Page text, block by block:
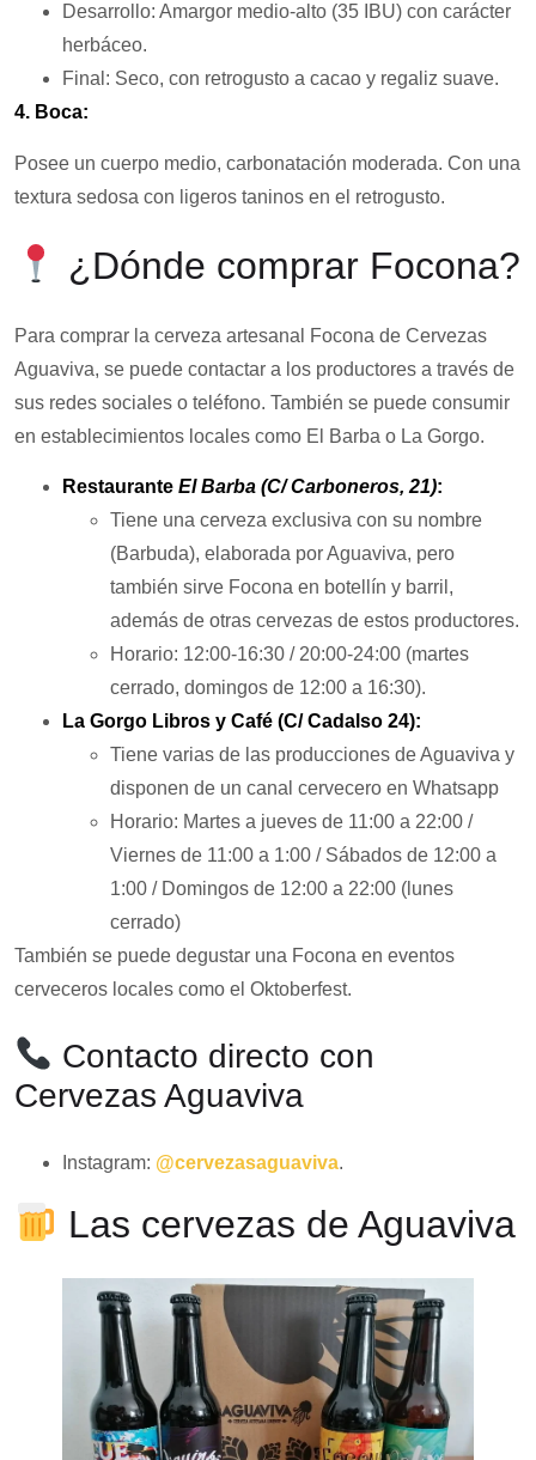
Desarrollo: Amargor medio-alto (35 IBU) con carácter
herbáceo.
Final: Seco, con retrogusto a cacao y regaliz suave.
4. Boca:
Posee un cuerpo medio, carbonatación moderada. Con una
textura sedosa con ligeros taninos en el retrogusto.
¿Dónde comprar Focona?
Para comprar la cerveza artesanal Focona de Cervezas
Aguaviva, se puede contactar a los productores a través de
sus redes sociales o teléfono. También se puede consumir
en establecimientos locales como El Barba o La Gorgo.
Restaurante El Barba (C/ Carboneros, 21):
Tiene una cerveza exclusiva con su nombre
(Barbuda), elaborada por Aguaviva, pero
también sirve Focona en botellín y barril,
además de otras cervezas de estos productores.
Horario: 12:00-16:30 / 20:00-24:00 (martes
cerrado, domingos de 12:00 a 16:30).
La Gorgo Libros y Café (C/ Cadalso 24):
Tiene varias de las producciones de Aguaviva y
disponen de un canal cervecero en Whatsapp
Horario: Martes a jueves de 11:00 a 22:00 /
Viernes de 11:00 a 1:00 / Sábados de 12:00 a
1:00 / Domingos de 12:00 a 22:00 (lunes
cerrado)
También se puede degustar una Focona en eventos
cerveceros locales como el Oktoberfest.
Contacto directo con
Cervezas Aguaviva
Instagram: @cervezasaguaviva.
Las cervezas de Aguaviva